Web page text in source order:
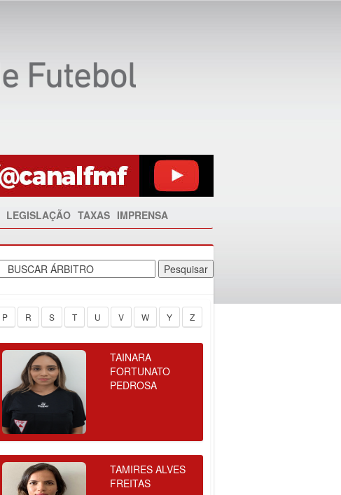
LEGISLAÇÃO TAXAS IMPRENSA
P R S T U V W Y Z
TAINARA
FORTUNATO
PEDROSA
TAMIRES ALVES
FREITAS